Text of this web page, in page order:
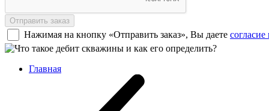
Отправить заказ
Нажимая на кнопку «Отправить заказ», Вы даете
Главная